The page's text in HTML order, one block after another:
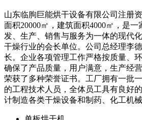
山东临朐巨能烘干设备有限公司注册
面积20000㎡，建筑面积4000㎡，是
发、生产、销售与服务为一体的现代
干燥行业的会长单位。公司总经理李
长。企业各项管理工作严格按质量、
确保了产品质量，用户满意，生产经
荣获了多种荣誉证书。工厂拥有一批
的工程技术人员，全体员工具有良好
计制造各类干燥设备和制药、化工机